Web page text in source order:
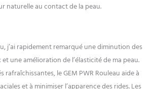
dégonflez, détoxifiez et
silencieux. Le mouvement de
massage favorise la
circulation, la production de
collagène, calme
l'inflammation, réduit les
naturelle au contact de la peau.
j’ai rapidement remarqué une diminution des
une amélioration de l’élasticité de ma peau.
rafraîchissantes, le GEM PWR Rouleau aide à